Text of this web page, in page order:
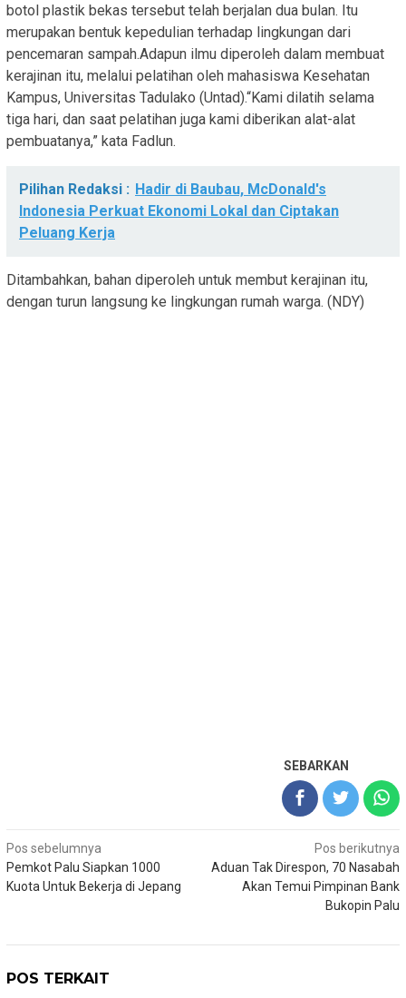
botol plastik bekas tersebut telah berjalan dua bulan. Itu
merupakan bentuk kepedulian terhadap lingkungan dari
pencemaran sampah.Adapun ilmu diperoleh dalam membuat
kerajinan itu, melalui pelatihan oleh mahasiswa Kesehatan
Kampus, Universitas Tadulako (Untad).“Kami dilatih selama
tiga hari, dan saat pelatihan juga kami diberikan alat-alat
pembuatanya,” kata Fadlun.
Pilihan Redaksi : Hadir di Baubau, McDonald's
Indonesia Perkuat Ekonomi Lokal dan Ciptakan
Peluang Kerja
Ditambahkan, bahan diperoleh untuk membut kerajinan itu,
dengan turun langsung ke lingkungan rumah warga. (NDY)
SEBARKAN
Navigasi
pos
Pos sebelumnya
Pemkot Palu Siapkan 1000
Kuota Untuk Bekerja di Jepang
Pos berikutnya
Aduan Tak Direspon, 70 Nasabah
Akan Temui Pimpinan Bank
Bukopin Palu
POS TERKAIT